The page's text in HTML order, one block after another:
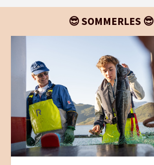
😎 SOMMERLES 😎